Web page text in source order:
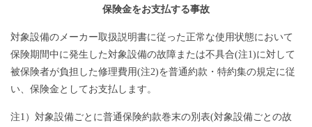
保険金をお支払する事故
対象設備のメーカー取扱説明書に従った正常な使用状態において
保険期間中に発生した対象設備の故障または不具合(注1)に対して
被保険者が負担した修理費用(注2)を普通約款・特約集の規定に従
い、保険金としてお支払します。
注1）対象設備ごとに普通保険約款巻末の別表(対象設備ごとの故